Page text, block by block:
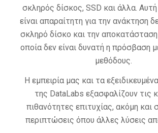
σκληρός δίσκος, SSD και άλλα. Αυτή
είναι απαραίτητη για την ανάκτηση
σκληρό δίσκο και την
οποία δεν είναι δυνατή η πρόσβαση
μεθόδους.
Η εμπειρία μας και τα
της DataLabs εξασφαλίζουν τις
πιθανότητες επιτυχίας, ακόμη και
περιπτώσεις όπου άλλες λύσεις